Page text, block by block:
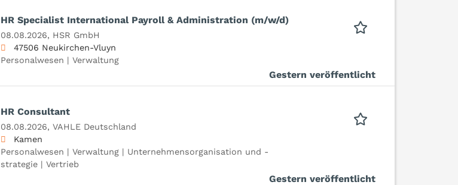
HR Specialist International Payroll & Administration (m/w/d)
08.08.2026, HSR GmbH
47506 Neukirchen-Vluyn
Personalwesen | Verwaltung
Gestern veröffentlicht
HR Consultant
08.08.2026, VAHLE Deutschland
Kamen
Personalwesen | Verwaltung | Unternehmensorganisation und -
strategie | Vertrieb
Gestern veröffentlicht